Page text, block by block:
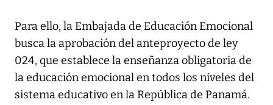
Para ello, la Embajada de Educación Emocional
busca la aprobación del anteproyecto de ley
024, que establece la enseñanza obligatoria de
la educación emocional en todos los niveles del
sistema educativo en la República de Panamá.